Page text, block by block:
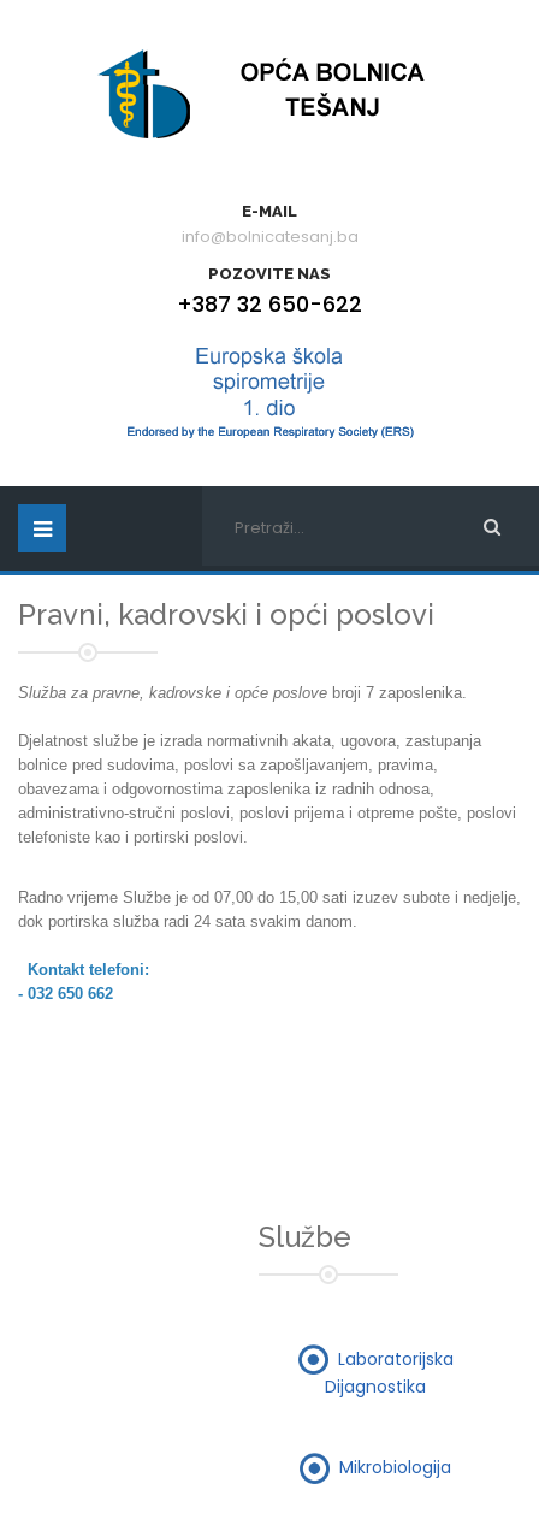
E-MAIL
info@bolnicatesanj.ba
POZOVITE NAS
+387 32 650-622
Pravni, kadrovski i opći poslovi
Služba za pravne, kadrovske i opće poslove broji 7 zaposlenika.
Djelatnost službe je izrada normativnih akata, ugovora, zastupanja
bolnice pred sudovima, poslovi sa zapošljavanjem, pravima,
obavezama i odgovornostima zaposlenika iz radnih odnosa,
administrativno-stručni poslovi, poslovi prijema i otpreme pošte, poslovi
telefoniste kao i portirski poslovi.
Radno vrijeme Službe je od 07,00 do 15,00 sati izuzev subote i nedjelje,
dok portirska služba radi 24 sata svakim danom.
Kontakt telefoni:
- 032 650 662
Službe
Laboratorijska
Dijagnostika
Mikrobiologija